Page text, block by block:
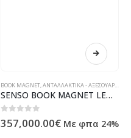
BOOK MAGNET,ΑΝΤΑΛΛΑΚΤΙΚΆ - ΑΞΕΣΟΥΆΡ ΥΠΟΛΟΓΙΣΤΏΝ - ΗΛΕΚΤΡΟΝΙΚΆ
SENSO BOOK MAGNET LENOVO MOTO E6 black
0 out of 5
357,000.00€ Με φπα 24%